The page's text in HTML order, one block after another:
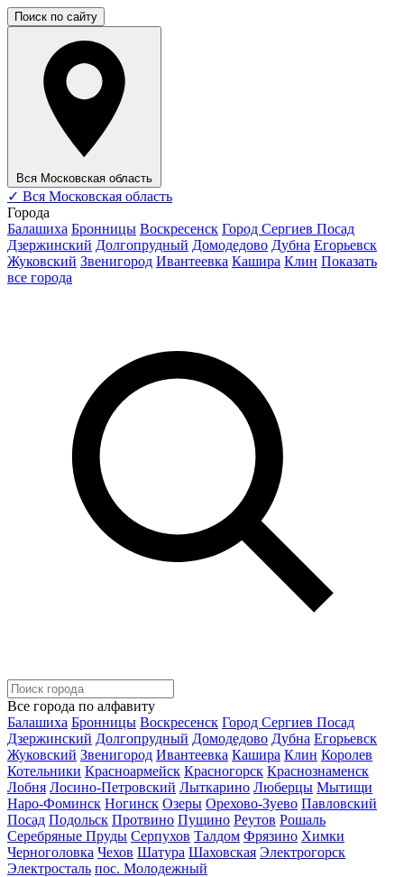
Поиск по сайту
Вся Московская область
✓ Вся Московская область
Города
Балашиха Бронницы Воскресенск Город Сергиев Посад
Дзержинский Долгопрудный Домодедово Дубна Егорьевск
Жуковский Звенигород Ивантеевка Кашира Клин Показать
все города
Все города по алфавиту
Балашиха Бронницы Воскресенск Город Сергиев Посад
Дзержинский Долгопрудный Домодедово Дубна Егорьевск
Жуковский Звенигород Ивантеевка Кашира Клин Королев
Котельники Красноармейск Красногорск Краснознаменск
Лобня Лосино-Петровский Лыткарино Люберцы Мытищи
Наро-Фоминск Ногинск Озеры Орехово-Зуево Павловский
Посад Подольск Протвино Пущино Реутов Рошаль
Серебряные Пруды Серпухов Талдом Фрязино Химки
Черноголовка Чехов Шатура Шаховская Электрогорск
Электросталь пос. Молодежный